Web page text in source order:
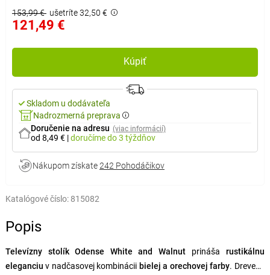
153,99 € ušetríte 32,50 €
121,49 €
Kúpiť
Skladom u dodávateľa
Nadrozmerná preprava
Doručenie na adresu (viac informácií)
od 8,49 € |doručímedo 3 týždňov
Nákupom získate242 Pohodáčikov
Katalógové číslo: 815082
Popis
Televízny stolík Odense White and Walnutprináša rustikálnu
eleganciu v nadčasovej kombinácii bielej a orechovej farby. Drevené